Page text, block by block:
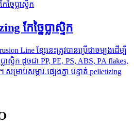
កែច្នៃប្លាស្ទិក
Line ខ្សែនេះត្រូវបានប្រើជាចម្បងដើម្បី
ស្ទិក ដូចជា PP, PE, PS, ABS, PA flakes,
សម្រាប់សម្ភារៈផ្សេងគ្នា បន្ទាត់ pelletizing